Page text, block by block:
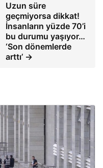
Uzun süre
geçmiyorsa dikkat!
İnsanların yüzde 70’i
bu durumu yaşıyor…
‘Son dönemlerde
arttı’ →